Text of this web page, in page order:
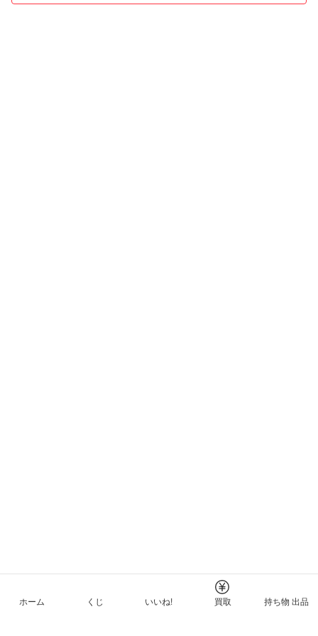
ホーム くじ いいね! 買取 持ち物 出品